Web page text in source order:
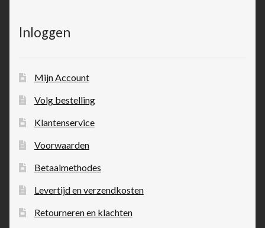
Inloggen
Mijn Account
Volg bestelling
Klantenservice
Voorwaarden
Betaalmethodes
Levertijd en verzendkosten
Retourneren en klachten